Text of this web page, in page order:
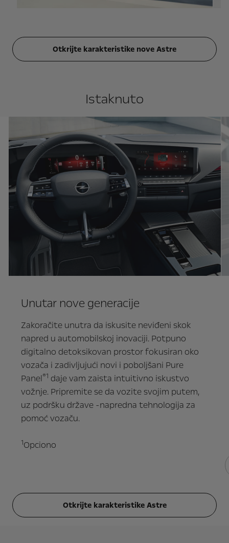
Otkrijte karakteristike nove Astre
Istaknuto
Unutar nove generacije
Zakoračite unutra da iskusite neviđeni skok
napred u automobilskoj inovaciji. Potpuno
digitalno detoksikovan prostor fokusiran oko
vozača i zadivljujući novi i poboljšani Pure
Panel®1 daje vam zaista intuitivno iskustvo
vožnje. Pripremite se da vozite svojim putem,
uz podršku države -napredna tehnologija za
pomoć vozaču.
1Opciono
Otkrijte karakteristike Astre